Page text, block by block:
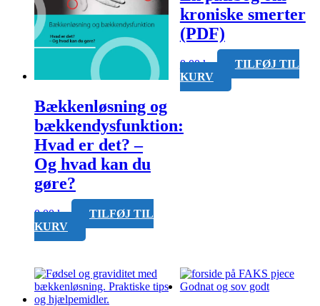
Bækkenløsning og
bækkendysfunktion:
Hvad er det? –
Og hvad kan du
gøre?
0,00kr.
TILFØJ TIL
KURV
kroniske smerter
(PDF)
0,00kr.
TILFØJ TIL
KURV